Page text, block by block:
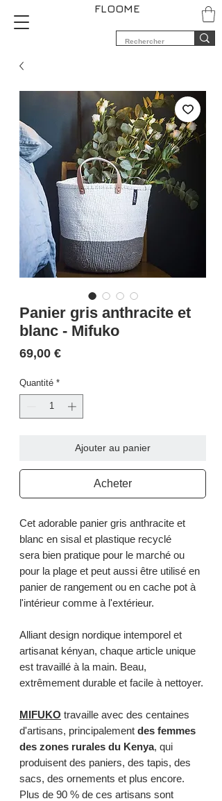
FLOOME
Panier gris anthracite et
blanc - Mifuko
69,00 €Prix
Quantité *
Ajouter au panier
Acheter
Cet adorable panier gris anthracite et
blanc en sisal et plastique recyclé
sera bien pratique pour le marché ou
pour la plage et peut aussi être utilisé en
panier de rangement ou en cache pot à
l'intérieur comme à l'extérieur.
Alliant design nordique intemporel et
artisanat kényan, chaque article unique
est travaillé à la main. Beau,
extrêmement durable et facile à nettoyer.
MIFUKO travaille avec des centaines
d'artisans, principalement des femmes
des zones rurales du Kenya, qui
produisent des paniers, des tapis, des
sacs, des ornements et plus encore.
Plus de 90 % de ces artisans sont